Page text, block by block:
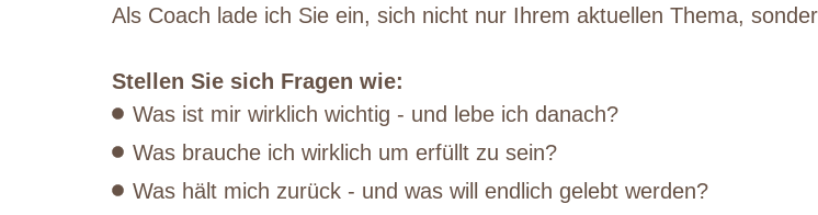
Als Coach lade ich Sie ein, sich nicht nur Ihrem aktuellen Thema,
Stellen Sie sich Fragen wie:
Was ist mir wirklich wichtig - und lebe ich danach?
Was brauche ich wirklich um erfüllt zu sein?
Was hält mich zurück - und was will endlich gelebt werden?